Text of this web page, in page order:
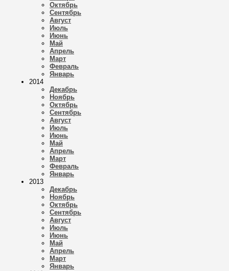
Октябрь
Сентябрь
Август
Июль
Июнь
Май
Апрель
Март
Февраль
Январь
2014
Декабрь
Ноябрь
Октябрь
Сентябрь
Август
Июль
Июнь
Май
Апрель
Март
Февраль
Январь
2013
Декабрь
Ноябрь
Октябрь
Сентябрь
Август
Июль
Июнь
Май
Апрель
Март
Январь